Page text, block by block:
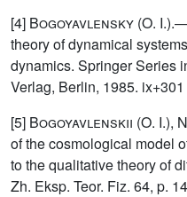
[4] Bogoyavlensky (O. I.)
theory of dynamical
dynamics. Springer Series
Verlag, Berlin, 1985. ix+301
[5] Bogoyavlenskii (O. I.),
of the cosmological model
to the qualitative theory of
Zh. Eksp. Teor. Fiz. 64, p.